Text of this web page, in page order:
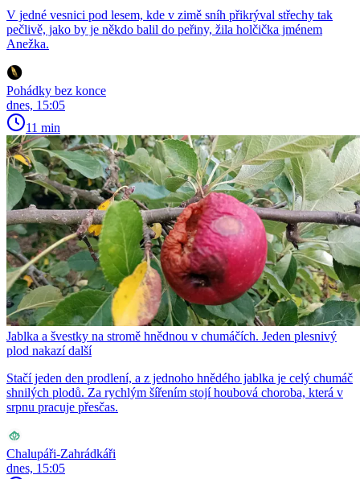
V jedné vesnici pod lesem, kde v zimě sníh přikrýval střechy tak
pečlivě, jako by je někdo balil do peřiny, žila holčička jménem
Anežka.
Pohádky bez konce
dnes, 15:05
11 min
Jablka a švestky na stromě hnědnou v chumáčích. Jeden plesnivý
plod nakazí další
Stačí jeden den prodlení, a z jednoho hnědého jablka je celý chumáč
shnilých plodů. Za rychlým šířením stojí houbová choroba, která v
srpnu pracuje přesčas.
Chalupáři-Zahrádkáři
dnes, 15:05